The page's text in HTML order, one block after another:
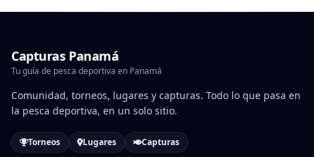
Capturas Panamá
Tu guía de pesca deportiva en Panamá
Comunidad, torneos, lugares y capturas. Todo lo que pasa en
la pesca deportiva, en un solo sitio.
Torneos Lugares Capturas